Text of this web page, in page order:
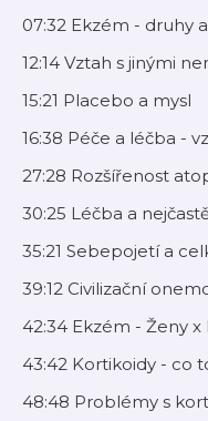
07:32 Ekzém - druhy
12:14 Vztah s jinými
15:21 Placebo a mysl
16:38 Péče a léčba -
27:28 Rozšířenost
30:25 Léčba a
35:21 Sebepojetí a
39:12 Civilizační
42:34 Ekzém - Ženy x
43:42 Kortikoidy - co
48:48 Problémy s